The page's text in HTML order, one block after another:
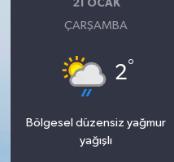
21 OCAK
ÇARŞAMBA
2°
Bölgesel düzensiz yağmur
yağışlı